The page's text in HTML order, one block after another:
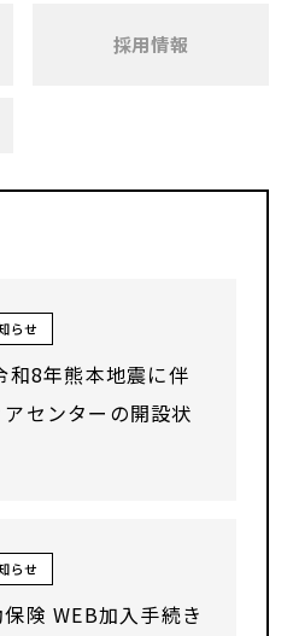
採用情報
らせ
和8年熊本地震に伴
センターの開設状
らせ
険 WEB加入手続き